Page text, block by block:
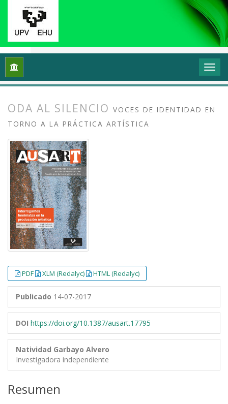
Inicio Vol. 5 Núm. 1 (2017): Interrogantes
ODA AL SILENCIO VOCES DE IDENTIDAD EN
TORNO A LA PRÁCTICA ARTÍSTICA
PDF XLM (Redalyc) HTML (Redalyc)
Publicado 14-07-2017
DOI https://doi.org/10.1387/ausart.17795
Natividad Garbayo Alvero
Investigadora independiente
Resumen